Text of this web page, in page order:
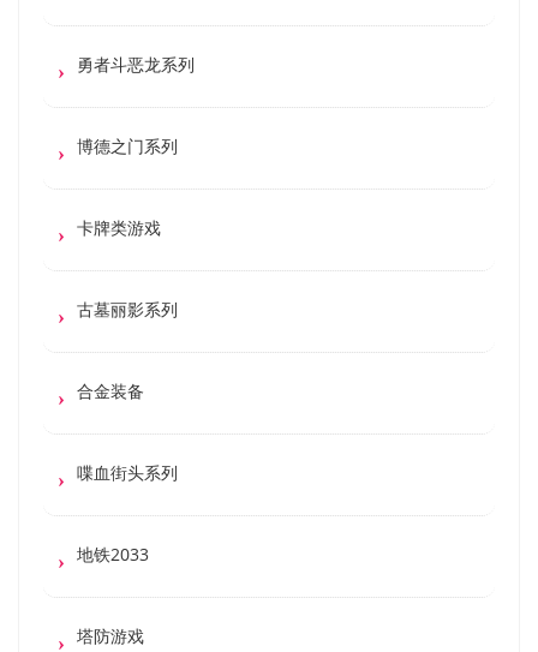
勇者斗恶龙系列
博德之门系列
卡牌类游戏
古墓丽影系列
合金装备
喋血街头系列
地铁2033
塔防游戏